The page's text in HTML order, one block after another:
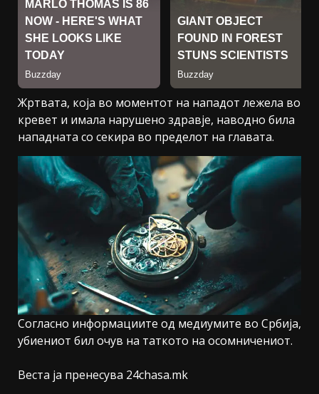
Жртвата, која во моментот на нападот лежела во
кревет и имала нарушено здравје, наводно била
нападната со секира во пределот на главата.
Согласно информациите од медиумите во Србија,
убиениот бил очув на таткото на осомничениот.
Веста ја пренесува 24chasa.mk